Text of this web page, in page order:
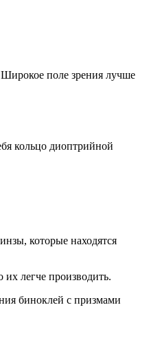
легче производить.
биноклей с призмами